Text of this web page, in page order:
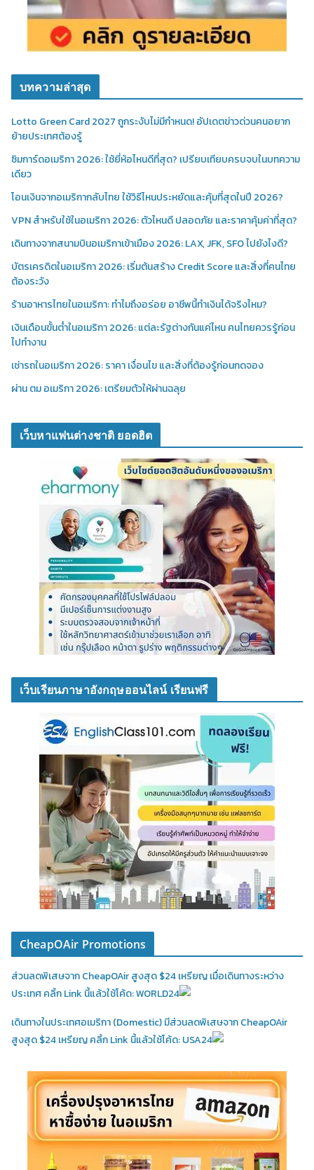
บทความล่าสุด
Lotto Green Card 2027 ถูกระงับไม่มีกำหนด! อัปเดตข่าวด่วนคนอยาก
ย้ายประเทศต้องรู้
ซิมการ์ดอเมริกา 2026: ใช้ยี่ห้อไหนดีที่สุด? เปรียบเทียบครบจบในบทความ
เดียว
โอนเงินจากอเมริกากลับไทย ใช้วิธีไหนประหยัดและคุ้มที่สุดในปี 2026?
VPN สำหรับใช้ในอเมริกา 2026: ตัวไหนดี ปลอดภัย และราคาคุ้มค่าที่สุด?
เดินทางจากสนามบินอเมริกาเข้าเมือง 2026: LAX, JFK, SFO ไปยังไงดี?
บัตรเครดิตในอเมริกา 2026: เริ่มต้นสร้าง Credit Score และสิ่งที่คนไทย
ต้องระวัง
ร้านอาหารไทยในอเมริกา: ทำไมถึงอร่อย อาชีพนี้ทำเงินได้จริงไหม?
เงินเดือนขั้นต่ำในอเมริกา 2026: แต่ละรัฐต่างกันแค่ไหน คนไทยควรรู้ก่อน
ไปทำงาน
เช่ารถในอเมริกา 2026: ราคา เงื่อนไข และสิ่งที่ต้องรู้ก่อนกดจอง
ผ่าน ตม อเมริกา 2026: เตรียมตัวให้ผ่านฉลุย
เว็บหาแฟนต่างชาติ ยอดฮิต
เว็บเรียนภาษาอังกฤษออนไลน์ เรียนฟรี
CheapOAir Promotions
ส่วนลดพิเสษจาก CheapOAir สูงสุด $24 เหรียญ เมื่อเดินทางระหว่าง
ประเทศ คลิ้ก Link นี้แล้วใช้โค้ด: WORLD24
เดินทางในประเทศอเมริกา (Domestic)มีส่วนลดพิเสษจาก CheapOAir
สูงสุด $24 เหรียญ คลิ้ก Link นี้แล้วใช้โค้ด: USA24